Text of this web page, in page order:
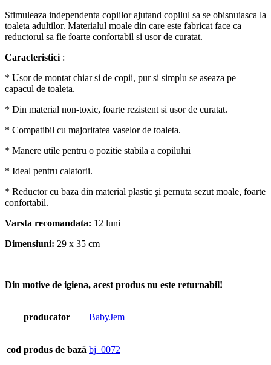
Stimuleaza independenta copiilor ajutand copilul sa se obisnuiasca la
toaleta adultilor. Materialul moale din care este fabricat face ca
reductorul sa fie foarte confortabil si usor de curatat.
Caracteristici :
* Usor de montat chiar si de copii, pur si simplu se aseaza pe
capacul de toaleta.
* Din material non-toxic, foarte rezistent si usor de curatat.
* Compatibil cu majoritatea vaselor de toaleta.
* Manere utile pentru o pozitie stabila a copilului
* Ideal pentru calatorii.
* Reductor cu baza din material plastic şi pernuta sezut moale, foarte
confortabil.
Varsta recomandata: 12 luni+
Dimensiuni: 29 x 35 cm
Din motive de igiena, acest produs nu este returnabil!
producator BabyJem
cod produs de bază bj_0072